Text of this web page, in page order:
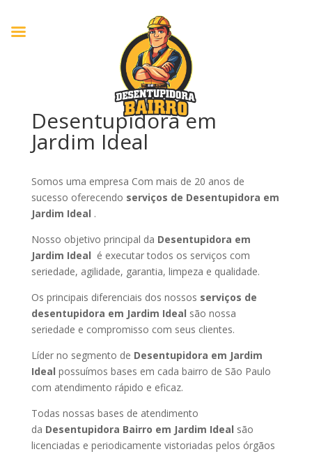
Desentupidora em
Jardim Ideal
Somos uma empresa Com mais de 20 anos de
sucesso oferecendo serviços de Desentupidora em
Jardim Ideal .
Nosso objetivo principal da Desentupidora em
Jardim Ideal é executar todos os serviços com
seriedade, agilidade, garantia, limpeza e qualidade.
Os principais diferenciais dos nossos serviços de
desentupidora em Jardim Ideal são nossa
seriedade e compromisso com seus clientes.
Líder no segmento de Desentupidora em Jardim
Ideal possuímos bases em cada bairro de São Paulo
com atendimento rápido e eficaz.
Todas nossas bases de atendimento
da Desentupidora Bairro em Jardim Ideal são
licenciadas e periodicamente vistoriadas pelos órgãos